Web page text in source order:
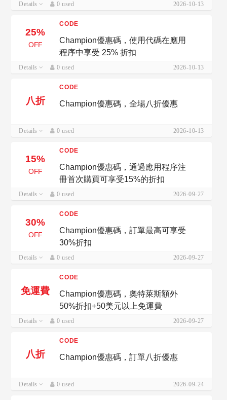
Details 0 used 2026-10-13
25%
OFF
CODE
Champion優惠碼，使用代碼在應用
程序中享受 25% 折扣
Details 0 used 2026-10-13
八折
CODE
Champion優惠碼，全場八折優惠
Details 0 used 2026-10-13
15%
OFF
CODE
Champion優惠碼，通過應用程序注
冊首次購買可享受15%的折扣
Details 0 used 2026-09-27
30%
OFF
CODE
Champion優惠碼，訂單最高可享受
30%折扣
Details 0 used 2026-09-27
免運費
CODE
Champion優惠碼，奧特萊斯額外
50%折扣+50美元以上免運費
Details 0 used 2026-09-27
八折
CODE
Champion優惠碼，訂單八折優惠
Details 0 used 2026-09-24